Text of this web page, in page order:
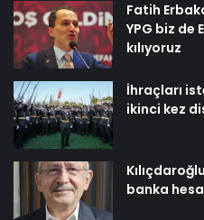
Fatih
YPG biz de
kılıyoruz
İhraçları
ikinci kez
banka